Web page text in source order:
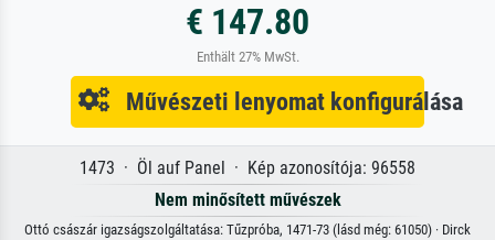
€ 147.80
Enthält 27% MwSt.
Művészeti lenyomat konfigurálása
1473 · Öl auf Panel · Kép azonosítója: 96558
Nem minősített művészek
Ottó császár igazságszolgáltatása: Tűzpróba, 1471-73 (lásd még: 61050) · Dirck